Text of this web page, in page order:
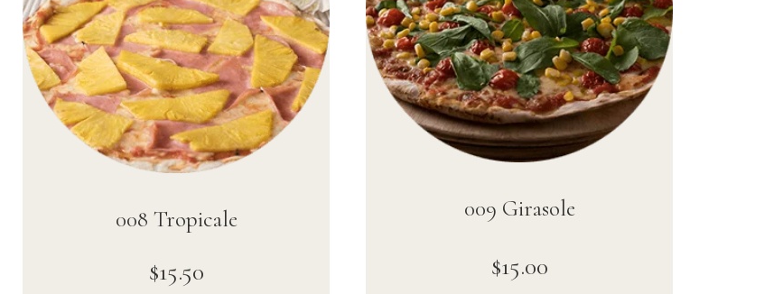
008 Tropicale
$15.50
009 Girasole
$15.00